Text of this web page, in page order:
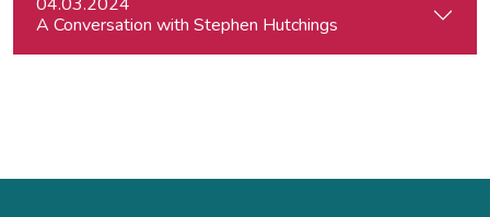
A Conversation with Stephen Hutchings